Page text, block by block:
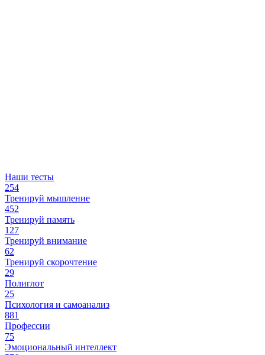
Наши тесты
254
Тренируй мышление
452
Тренируй память
127
Тренируй внимание
62
Тренируй скорочтение
29
Полиглот
25
Психология и самоанализ
881
Профессии
75
Эмоциональный интеллект